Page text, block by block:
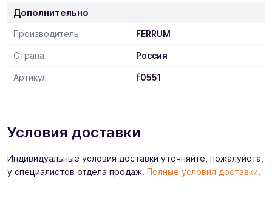
Дополнительно
Производитель FERRUM
Страна Россия
Артикул f0551
Условия доставки
Индивидуальные условия доставки уточняйте, пожалуйста,
у специалистов отдела продаж. Полные условия доставки.